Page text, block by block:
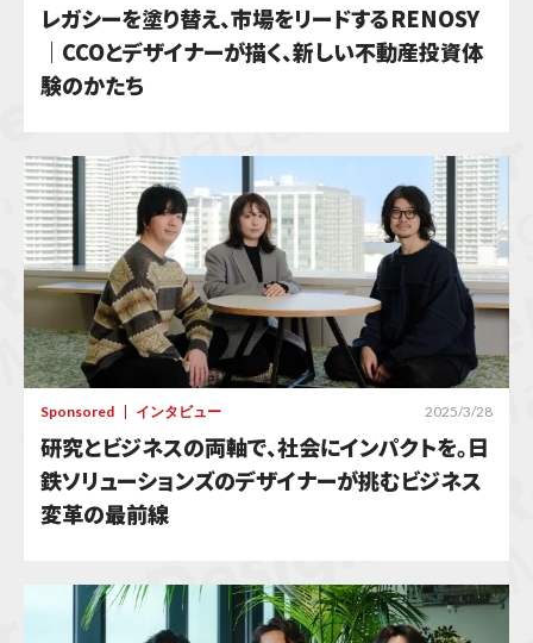
レガシーを塗り替え、市場をリードするRENOSY
｜CCOとデザイナーが描く、新しい不動産投資体
験のかたち
Sponsored インタビュー 2025/3/28
研究とビジネスの両軸で、社会にインパクトを。日
鉄ソリューションズのデザイナーが挑むビジネス
変革の最前線